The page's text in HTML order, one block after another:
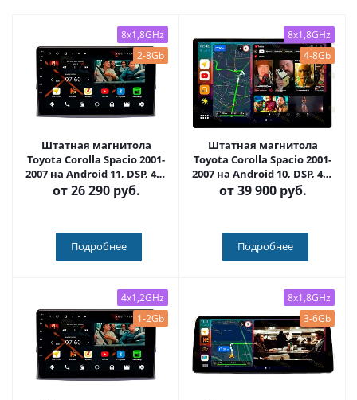
8x1,8GHz
2-8Gb
Штатная магнитола
Toyota Corolla Spacio 2001-
2007 на Android 11, DSP, 4G,
IPS / QLED 2K, Carplay -
Cardrox CD-4815
от26 290 руб.
Подробнее
8x1,8GHz
4-8Gb
Штатная магнитола
Toyota Corolla Spacio 2001-
2007 на Android 10, DSP, 4G,
IPS, Carplay - Cardrox CD-
4815-13 (11-13 дюймов)
от39 900 руб.
Подробнее
4x1,2GHz
1-2Gb
8x1,8GHz
3-6Gb